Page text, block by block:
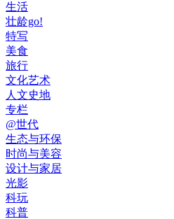
生活
壮龄go!
特写
美食
旅行
文化艺术
人文史地
专栏
@世代
生态与环保
时尚与美容
设计与家居
光影
科玩
科普